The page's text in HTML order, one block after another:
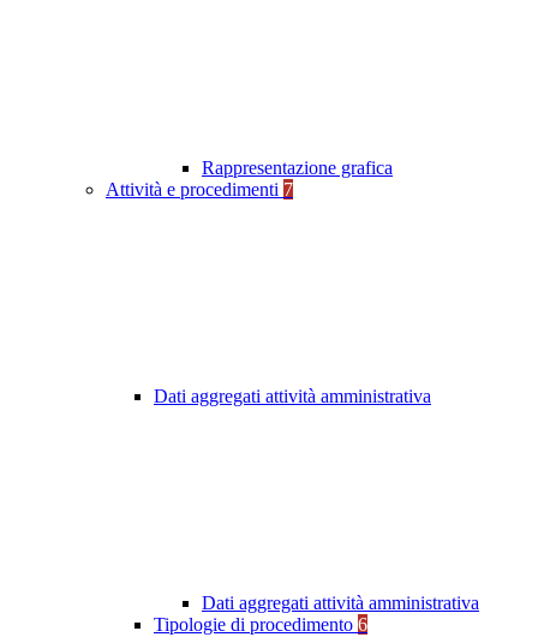
Rappresentazione grafica
Attività e procedimenti 7
Dati aggregati attività amministrativa
Dati aggregati attività amministrativa
Tipologie di procedimento 6